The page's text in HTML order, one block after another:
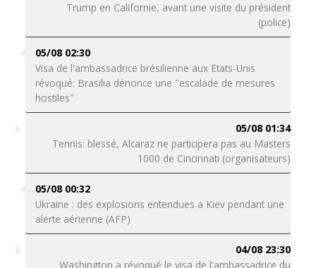
Trump en Californie, avant une visite du président
(police)
05/08 02:30
Visa de l'ambassadrice brésilienne aux Etats-Unis
révoqué: Brasilia dénonce une "escalade de mesures
hostiles"
05/08 01:34
Tennis: blessé, Alcaraz ne participera pas au Masters
1000 de Cincinnati (organisateurs)
05/08 00:32
Ukraine : des explosions entendues a Kiev pendant une
alerte aérienne (AFP)
04/08 23:30
Washington a révoqué le visa de l'ambassadrice du